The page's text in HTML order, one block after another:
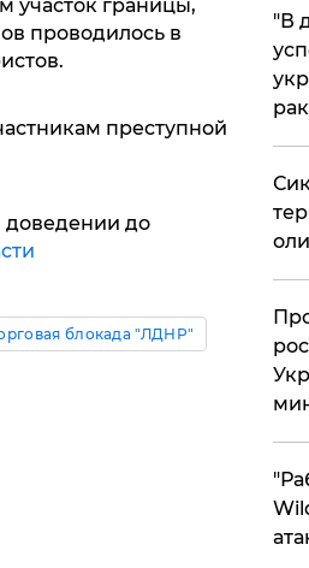
участок границы,
проводилось в
преступной
доведении до
блокада "ЛДНР"
​"В